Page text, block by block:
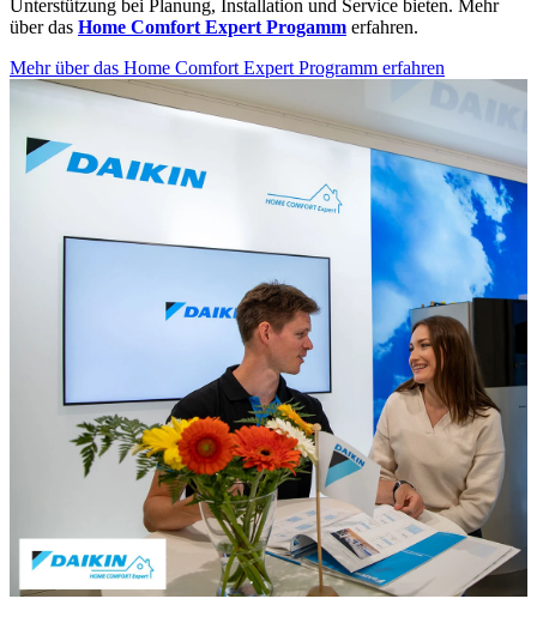
Unterstützung bei Planung, Installation und Service bieten. Mehr
über das Home Comfort Expert Progamm erfahren.
Mehr über das Home Comfort Expert Programm erfahren